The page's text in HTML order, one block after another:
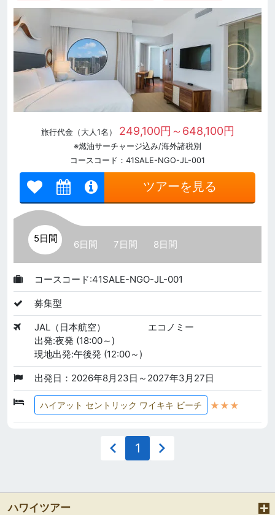
旅行代金（大人1名） 249,100円～648,100円
※燃油サーチャージ込み/海外諸税別
コースコード：41SALE-NGO-JL-001
ツアーを見る
5日間
6日間 7日間 8日間
コースコード:41SALE-NGO-JL-001
募集型
JAL（日本航空）
エコノミー
出発:夜発 (18:00～)
現地出発:午後発 (12:00～)
出発日：2026年8月23日～2027年3月27日
ハイアット セントリック ワイキキ ビーチ ★★★
1
ハワイツアー